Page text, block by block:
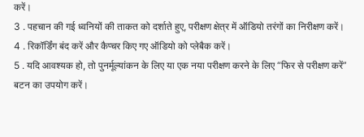
करें।
3 . पहचान की गई ध्वनियों की ताकत को दर्शाते हुए, परीक्षण क्षेत्र में ऑडियो तरंगों का निरीक्षण करें।
4 . रिकॉर्डिंग बंद करें और कैप्चर किए गए ऑडियो को प्लेबैक करें।
5 . यदि आवश्यक हो, तो पुनर्मूल्यांकन के लिए या एक नया परीक्षण करने के लिए “फिर से परीक्षण करें”
बटन का उपयोग करें।